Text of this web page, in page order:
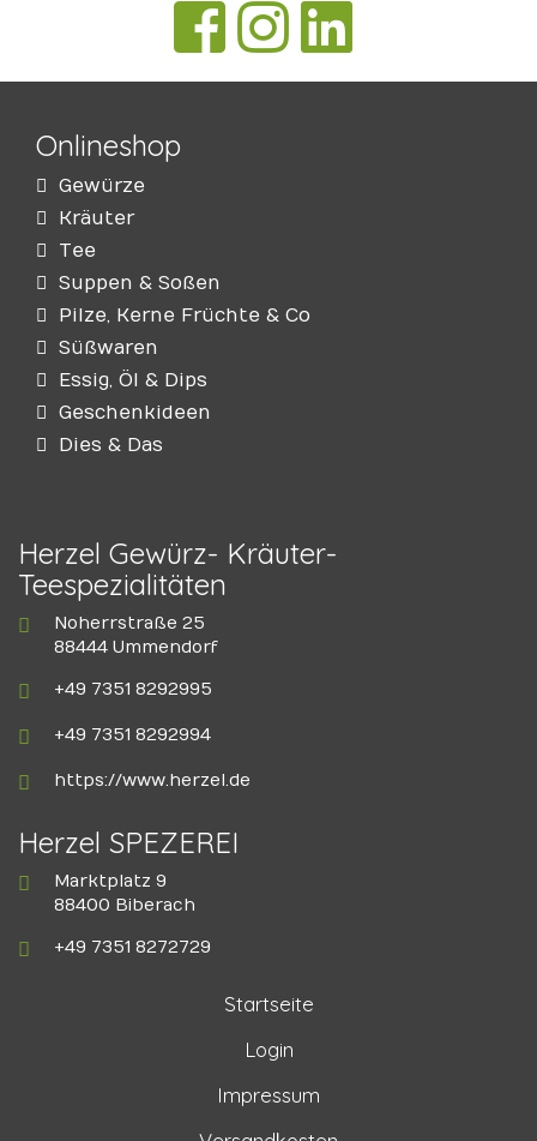
Onlineshop
Gewürze
Kräuter
Tee
Suppen & Soßen
Pilze, Kerne Früchte & Co
Süßwaren
Essig, Öl & Dips
Geschenkideen
Dies & Das
Herzel Gewürz- Kräuter-
Teespezialitäten
Noherrstraße 25
88444 Ummendorf
+49 7351 8292995
+49 7351 8292994
https://www.herzel.de
Herzel SPEZEREI
Marktplatz 9
88400 Biberach
+49 7351 8272729
Startseite
Login
Impressum